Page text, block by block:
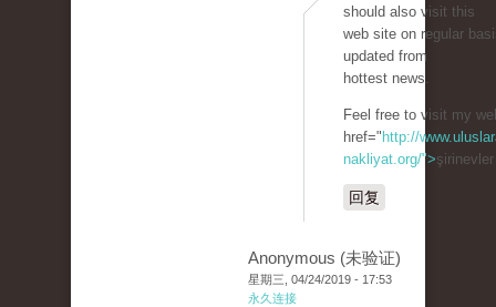
should also visit this
web site on regular
updated from
hottest news.
Feel free to visit my
href=" http://
nakliyat.org/">
回复
Anonymous (未验证)
星期三, 04/24/2019 - 17:53
永久连接